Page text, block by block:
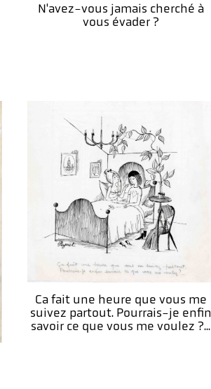
N'avez-vous jamais cherché à
vous évader ?
Ca fait une heure que vous me
suivez partout. Pourrais-je enfin
savoir ce que vous me voulez ?...